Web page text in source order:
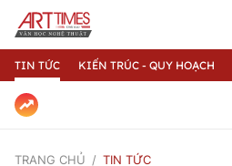
TIN TỨC KIẾN TRÚC - QUY HOẠCH
TRANG CHỦ TIN TỨC